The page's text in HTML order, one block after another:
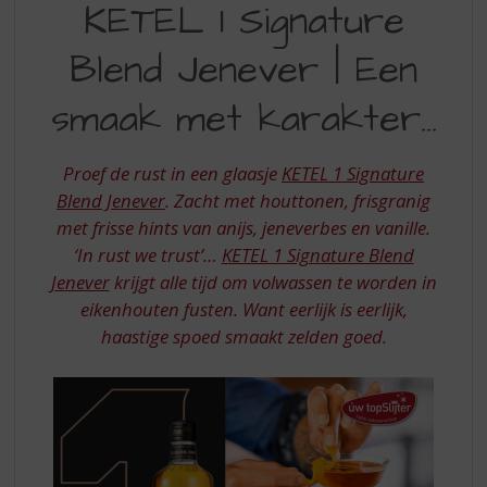
SMAAK
MET
KARAKTER
KETEL 1 Signature
Blend Jenever | Een
smaak met karakter…
Proef de rust in een glaasje KETEL 1 Signature
Blend Jenever. Zacht met houttonen, frisgranig
met frisse hints van anijs, jeneverbes en vanille.
‘In rust we trust’… KETEL 1 Signature Blend
Jeneverkrijgt alle tijd om volwassen te worden in
eikenhouten fusten. Want eerlijk is eerlijk,
haastige spoed smaakt zelden goed.